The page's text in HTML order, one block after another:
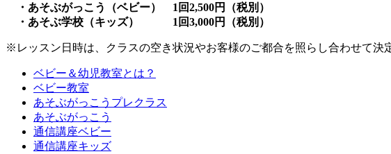
・あそぶがっこう（ベビー） 1回2,500円（税別）
・あそぶ学校（キッズ） 1回3,000円（税別）
※レッスン日時は、クラスの空き状況やお客様のご都合を照らし合わせて決
ベビー＆幼児教室とは？
ベビー教室
あそぶがっこうプレクラス
あそぶがっこう
通信講座ベビー
通信講座キッズ